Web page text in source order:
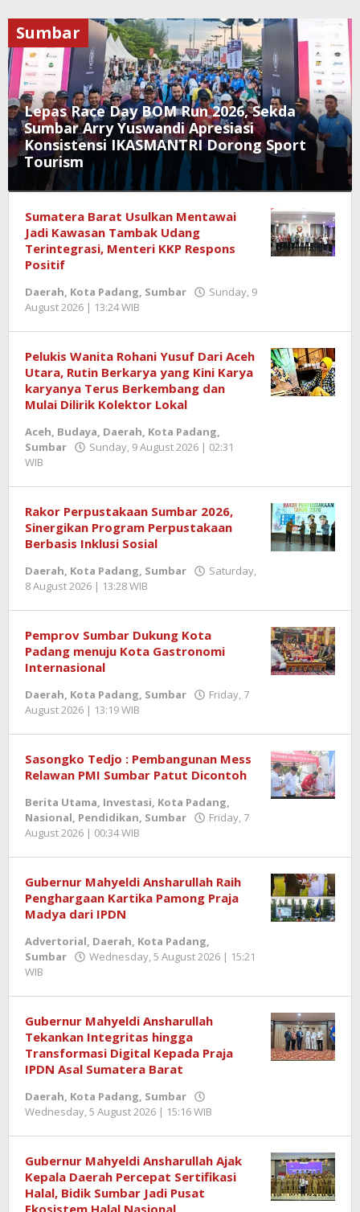
Lepas Race Day BOM Run 2026, Sekda
Sumbar Arry Yuswandi Apresiasi
Konsistensi IKASMANTRI Dorong Sport
Tourism
Kota
Padang ,
Sumbar
August
13:34
WIB
Redaktur
Sumbar
Sumatera Barat Usulkan Mentawai
Jadi Kawasan Tambak Udang
Terintegrasi, Menteri KKP Respons
Positif
Daerah, Kota Padang, Sumbar
Sunday, 9
August 2026 | 13:24 WIB
Pelukis Wanita Rohani Yusuf Dari Aceh
Utara, Rutin Berkarya yang Kini Karya
karyanya Terus Berkembang dan
Mulai Dilirik Kolektor Lokal
Aceh, Budaya, Daerah, Kota Padang,
Sumbar
Sunday, 9 August 2026 | 02:31
WIB
Rakor Perpustakaan Sumbar 2026,
Sinergikan Program Perpustakaan
Berbasis Inklusi Sosial
Daerah, Kota Padang, Sumbar
Saturday,
8 August 2026 | 13:28 WIB
Pemprov Sumbar Dukung Kota
Padang menuju Kota Gastronomi
Internasional
Daerah, Kota Padang, Sumbar
Friday, 7
August 2026 | 13:19 WIB
Sasongko Tedjo : Pembangunan Mess
Relawan PMI Sumbar Patut Dicontoh
Berita Utama, Investasi, Kota Padang,
Nasional, Pendidikan, Sumbar
Friday, 7
August 2026 | 00:34 WIB
Gubernur Mahyeldi Ansharullah Raih
Penghargaan Kartika Pamong Praja
Madya dari IPDN
Advertorial, Daerah, Kota Padang,
Sumbar
Wednesday, 5 August 2026 | 15:21
WIB
Gubernur Mahyeldi Ansharullah
Tekankan Integritas hingga
Transformasi Digital Kepada Praja
IPDN Asal Sumatera Barat
Daerah, Kota Padang, Sumbar
Wednesday, 5 August 2026 | 15:16 WIB
Gubernur Mahyeldi Ansharullah Ajak
Kepala Daerah Percepat Sertifikasi
Halal, Bidik Sumbar Jadi Pusat
Ekosistem Halal Nasional